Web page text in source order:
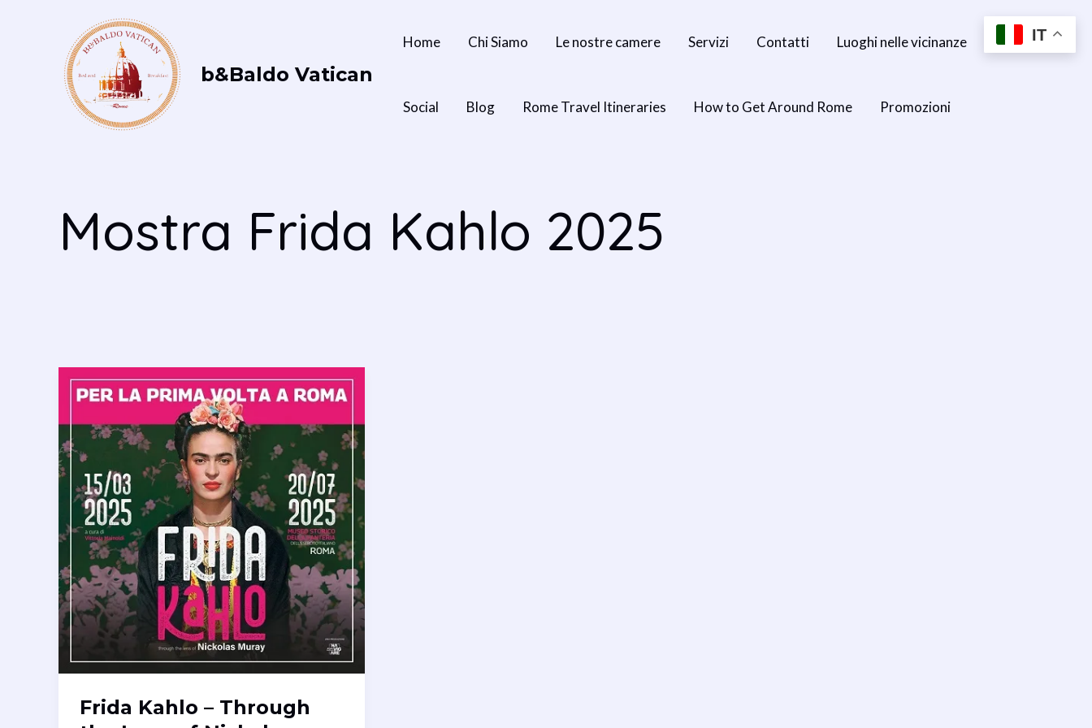
b&Baldo Vatican
Home Chi Siamo Le nostre camere Servizi Contatti Luoghi nelle vicinanze
Social Blog Rome Travel Itineraries How to Get Around Rome Promozioni
Mostra Frida Kahlo 2025
Frida Kahlo – Through
IT